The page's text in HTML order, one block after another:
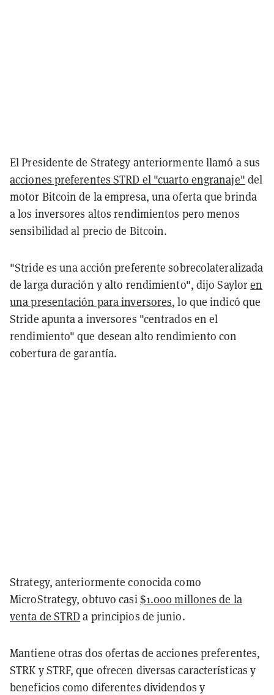
El Presidente de Strategy anteriormente llamó a sus
acciones preferentes STRD el "cuarto engranaje" del
motor Bitcoin de la empresa, una oferta que brinda
a los inversores altos rendimientos pero menos
sensibilidad al precio de Bitcoin.
"Stride es una acción preferente sobrecolateralizada
de larga duración y alto rendimiento", dijo Sayloren
una presentación para inversores, lo que indicó que
Stride apunta a inversores "centrados en el
rendimiento" que desean alto rendimiento con
cobertura de garantía.
Strategy, anteriormente conocida como
MicroStrategy, obtuvo casi$1.000 millones de la
venta de STRDa principios de junio.
Mantiene otras dos ofertas de acciones preferentes,
STRK y STRF, que ofrecen diversas características y
beneficios como diferentes dividendos y